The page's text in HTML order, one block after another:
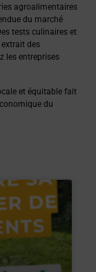
agroalimentaires
du marché
tests culinaires et
des
les entreprises
et équitable fait
du